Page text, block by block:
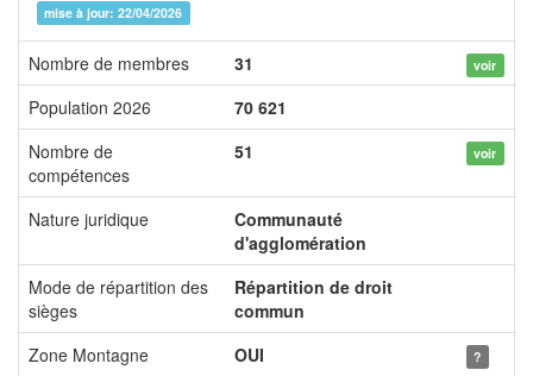
mise à jour: 22/04/2026
Nombre de membres 31 voir
Population 2026
70 621
Nombre de
compétences
51 voir
Nature juridique
Communauté
d'agglomération
Mode de répartition des
sièges
Répartition de droit
commun
Zone Montagne
OUI ?